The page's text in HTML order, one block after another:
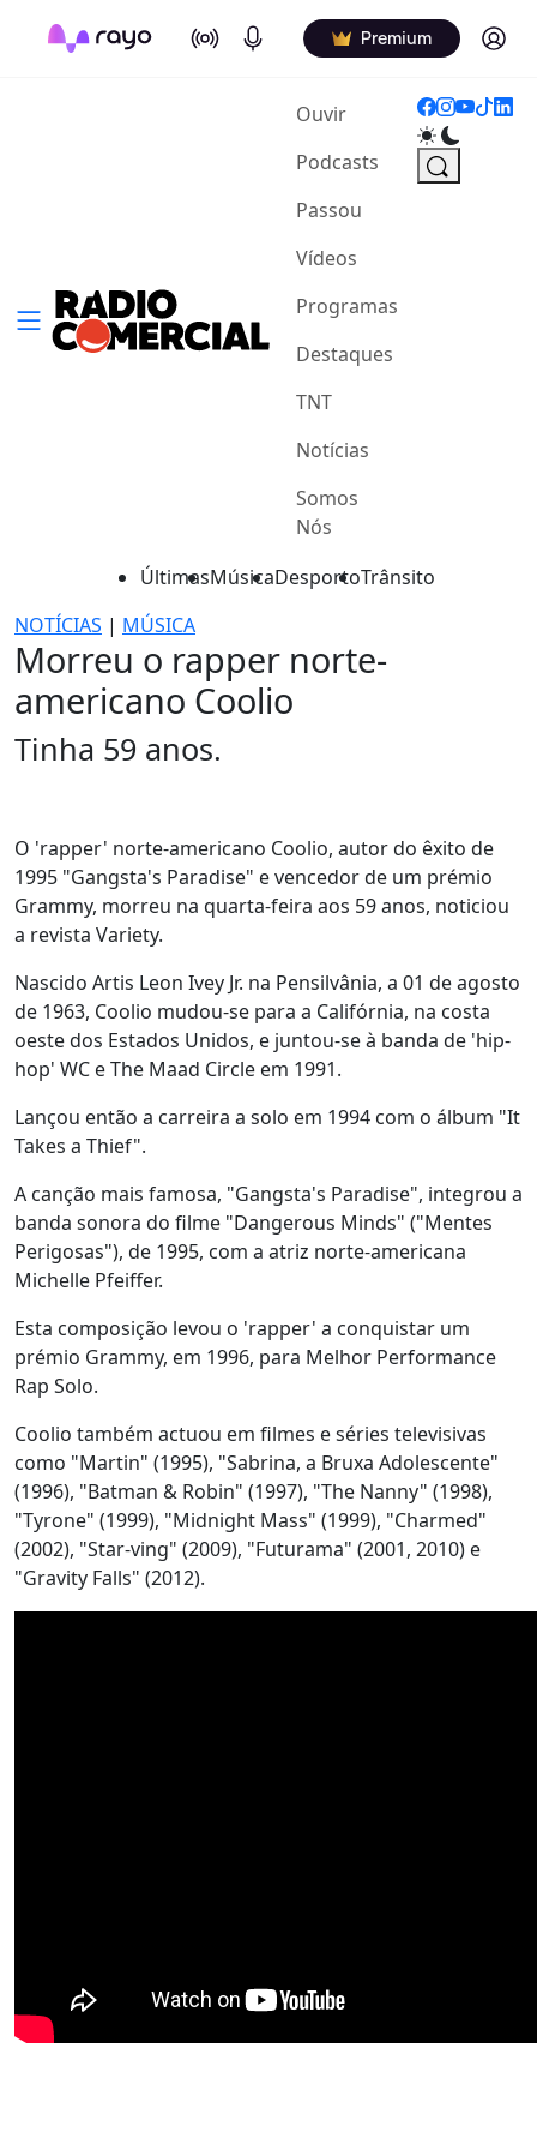
On Air Podcasts Premium Log in
Ouvir(current)
Podcasts
Passou
Vídeos
Programas
Destaques
TNT
Notícias
Somos
Nós
ÚltimasMúsicaDesportoTrânsito
NOTÍCIAS | MÚSICA
Morreu o rapper norte-
americano Coolio
Tinha 59 anos.
O 'rapper' norte-americano Coolio, autor do êxito de
1995 "Gangsta's Paradise" e vencedor de um prémio
Grammy, morreu na quarta-feira aos 59 anos, noticiou
a revista Variety.
Nascido Artis Leon Ivey Jr. na Pensilvânia, a 01 de agosto
de 1963, Coolio mudou-se para a Califórnia, na costa
oeste dos Estados Unidos, e juntou-se à banda de 'hip-
hop' WC e The Maad Circle em 1991.
Lançou então a carreira a solo em 1994 com o álbum "It
Takes a Thief".
A canção mais famosa, "Gangsta's Paradise", integrou a
banda sonora do filme "Dangerous Minds" ("Mentes
Perigosas"), de 1995, com a atriz norte-americana
Michelle Pfeiffer.
Esta composição levou o 'rapper' a conquistar um
prémio Grammy, em 1996, para Melhor Performance
Rap Solo.
Coolio também actuou em filmes e séries televisivas
como "Martin" (1995), "Sabrina, a Bruxa Adolescente"
(1996), "Batman & Robin" (1997), "The Nanny" (1998),
"Tyrone" (1999), "Midnight Mass" (1999), "Charmed"
(2002), "Star-ving" (2009), "Futurama" (2001, 2010) e
"Gravity Falls" (2012).